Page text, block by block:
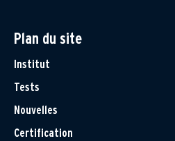
Plan du site
Institut
Tests
Nouvelles
Certification